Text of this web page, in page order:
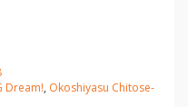
Dream!, Okoshiyasu Chitose-